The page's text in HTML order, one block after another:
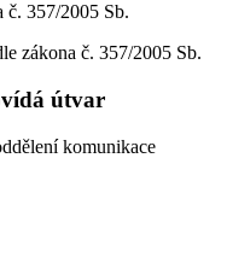
č. 357/2005 Sb.
zákona č. 357/2005 Sb.
útvar
komunikace